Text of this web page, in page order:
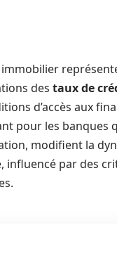
des taux de
d’accès aux
pour les
modifient la
influencé par des